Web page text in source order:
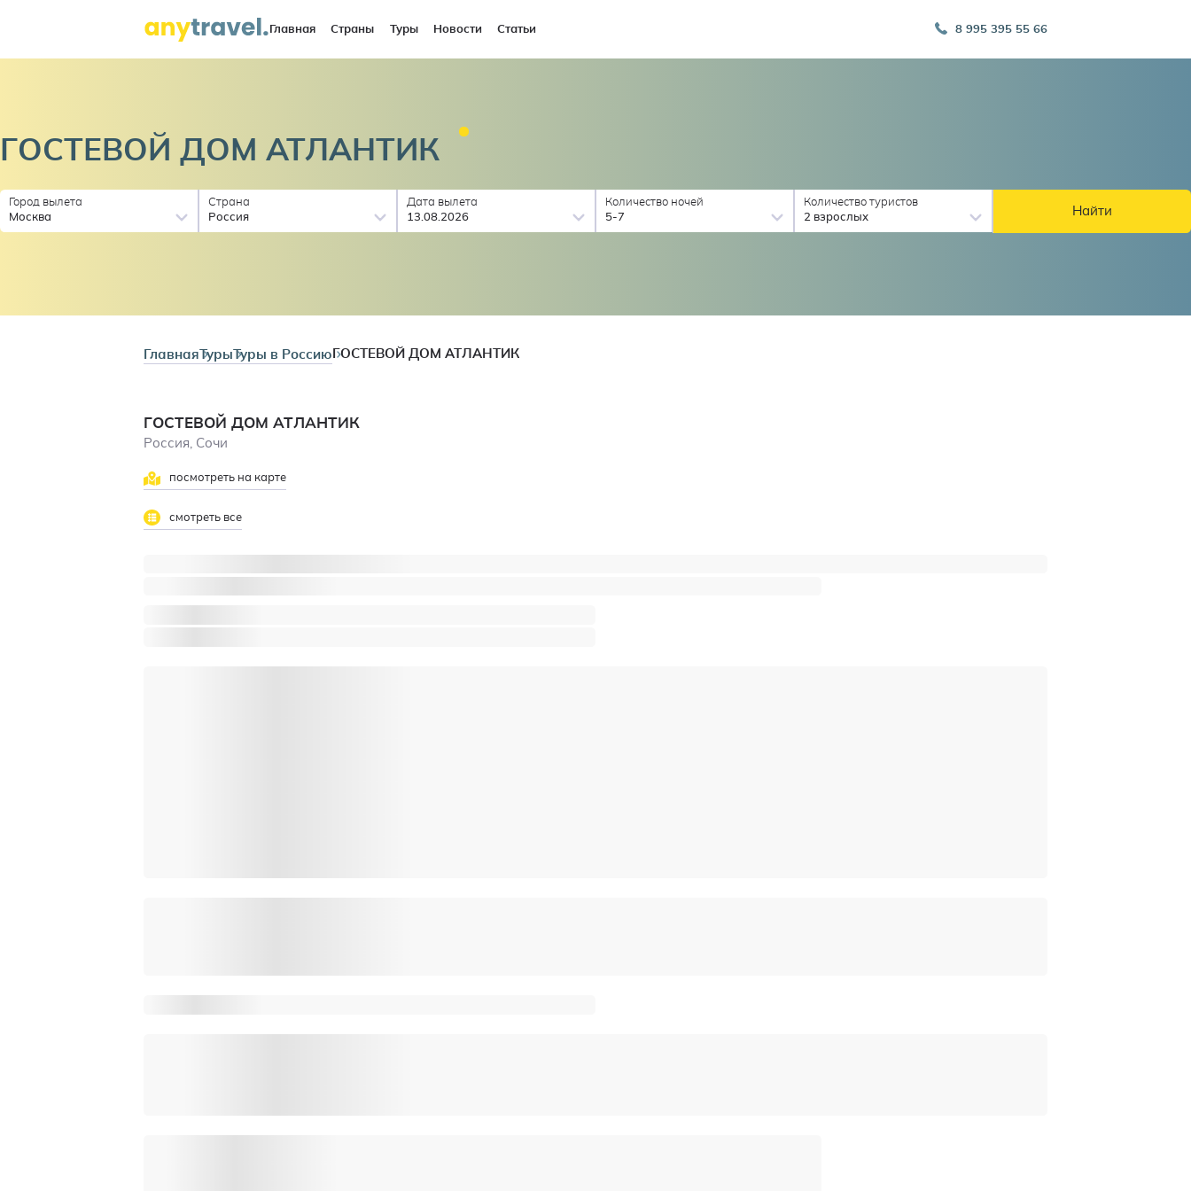
Главная Страны Туры Новости Статьи 8 995 395 55 66
ГОСТЕВОЙ ДОМ АТЛАНТИК
Город вылета
Москва
Страна
Россия
Дата вылета
13.08.2026
Количество ночей
5-7
Количество туристов
2 взрослых
Найти
ГлавнаяТурыТуры в Россию ГОСТЕВОЙ ДОМ АТЛАНТИК
ГОСТЕВОЙ ДОМ АТЛАНТИК
Россия, Сочи
посмотреть на карте
смотреть все